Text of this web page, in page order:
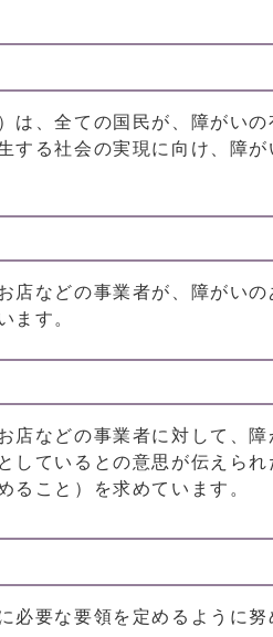
は、全ての国民が、障がい
する社会の実現に向け、障
店などの事業者が、障がい
ます。
店などの事業者に対して、
しているとの意思が伝えら
ること）を求めています。
必要な要領を定めるように